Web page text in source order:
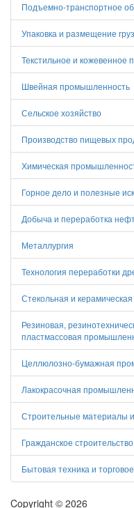
Подъемно-транспортное
Упаковка и размещение
Текстильное и кожевенное
Швейная промышленность
Сельское хозяйство
Производство пищевых
Химическая
Горное дело и полезные
Добыча и переработка
Металлургия
Технология переработки
Стекольная и
Резиновая,
пластмассовая
Целлюлозно-бумажная
Лакокрасочная
Строительные материалы
Гражданское строительство
Бытовая техника и
Copyright © 2026